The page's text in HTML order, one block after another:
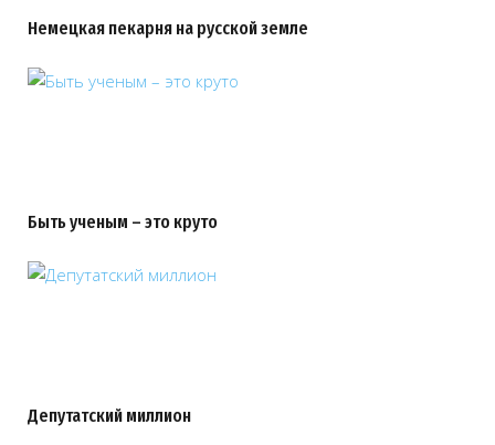
Немецкая пекарня на русской земле
Быть ученым – это круто
Депутатский миллион